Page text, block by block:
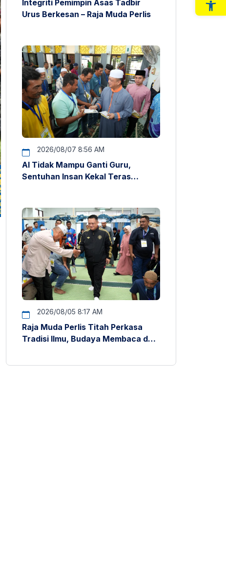
Integriti Pemimpin Asas Tadbir
Urus Berkesan – Raja Muda Perlis
2026/08/07 8:56 AM
AI Tidak Mampu Ganti Guru,
Sentuhan Insan Kekal Teras
2026/08/05 8:17 AM
Raja Muda Perlis Titah Perkasa
Tradisi Ilmu, Budaya Membaca dan